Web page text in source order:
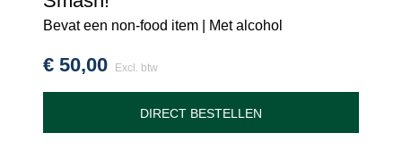
Bevat een non-food item | Met alcohol
€ 50,00 Excl. btw
DIRECT BESTELLEN